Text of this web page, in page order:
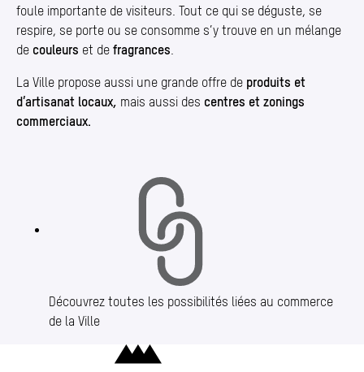
foule importante de visiteurs. Tout ce qui se déguste, se
respire, se porte ou se consomme s’y trouve en un mélange
de couleurs et de fragrances
La Ville propose aussi une grande offre de produits et
d’artisanat locaux, mais aussi des centres et zonings
commerciaux.
Découvrez toutes les possibilités liées au commerce
de la Ville